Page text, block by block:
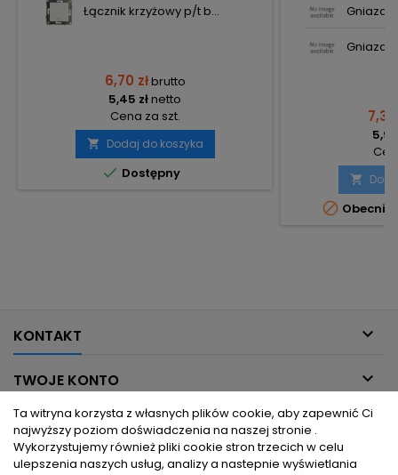
Łącznik krzyżowy p/t b...
6,70 złbrutto
5,45 złnetto
Cena za szt.
 Dodaj do koszyka
 Dostępny
Gniazdo
7,36


KONTAKT 
TWOJE KONTO 
INFORMACJE DLA CIEBIE 
PRODUKTY
Ta witryna korzysta z własnych plików cookie, aby zapewnić Ci
najwyższy poziom doświadczenia na naszej stronie .
Wykorzystujemy również pliki cookie stron trzecich w celu
ulepszenia naszych usług, analizy a nastepnie wyświetlania